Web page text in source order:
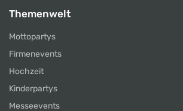
Themenwelt
Mottopartys
Firmenevents
Hochzeit
Kinderpartys
Messeevents